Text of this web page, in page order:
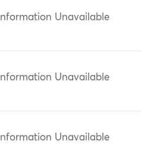
Information Unavailable
Information Unavailable
Information Unavailable